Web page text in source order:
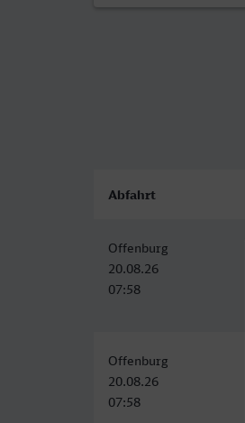
Abfahrt
Offenburg
20.08.26
07:58
Offenburg
20.08.26
07:58